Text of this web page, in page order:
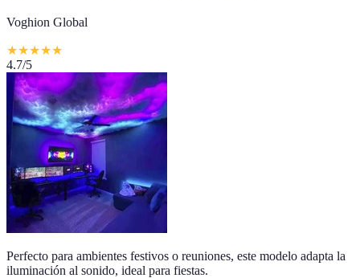
Voghion Global
★★★★★
4.7/5
Perfecto para ambientes festivos o reuniones, este modelo adapta la
iluminación al sonido, ideal para fiestas.